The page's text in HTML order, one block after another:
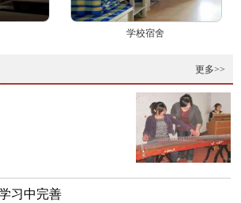
学校宿舍
更多>>
习中完善